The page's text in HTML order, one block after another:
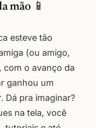
mão 📱
esteve tão
(ou amigo,
com o avanço da
ganhou um
Dá pra imaginar?
na tela, você